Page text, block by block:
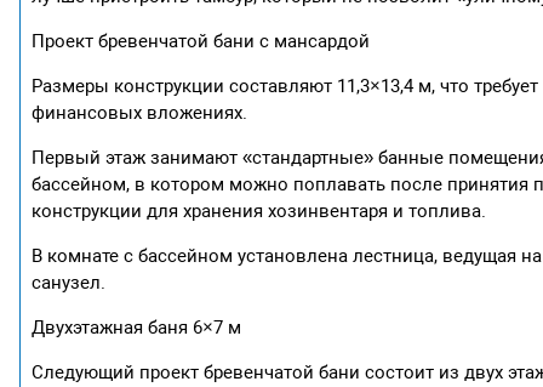
Проект бревенчатой бани с мансардой
Размеры конструкции составляют 11,3×13,4 м, что
финансовых вложениях.
Первый этаж занимают «стандартные» банные
бассейном, в котором можно поплавать после принятия
конструкции для хранения хозинвентаря и топлива.
В комнате с бассейном установлена лестница, ведущая
санузел.
Двухэтажная баня 6×7 м
Следующий проект бревенчатой бани состоит из двух